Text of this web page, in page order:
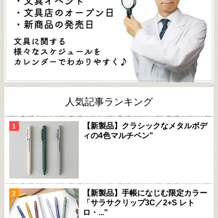
人気記事ランキング
【新製品】クラシックなメタルボデ
ィの4色マルチペン"
【新製品】手帳になじむ限定カラー
「サラサクリップ3C／2+S レト
ロ・..."